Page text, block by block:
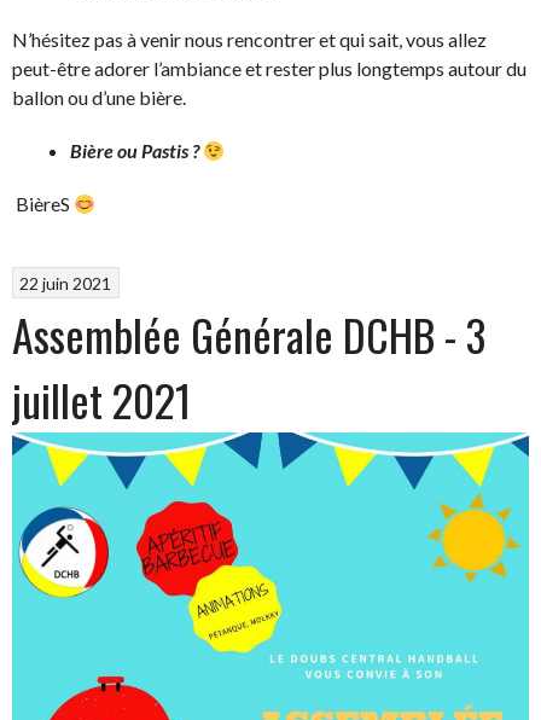
N’hésitez pas à venir nous rencontrer et qui sait, vous allez
peut-être adorer l’ambiance et rester plus longtemps autour du
ballon ou d’une bière.
Bière ou Pastis ?
BièreS
22 juin 2021
Assemblée Générale DCHB - 3
juillet 2021